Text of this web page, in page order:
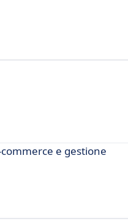
e gestione